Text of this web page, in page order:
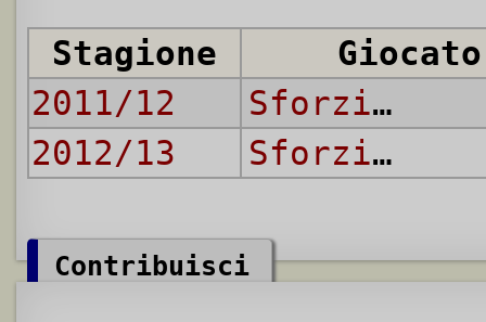
Stagione
2011/12
Sforzini
2012/13
Sforzini
Contribuisci